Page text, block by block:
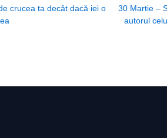
crucea ta decât dacă iei o
30 Martie –
autorul